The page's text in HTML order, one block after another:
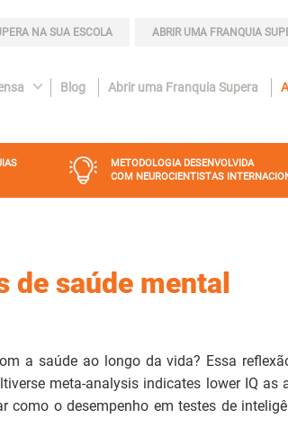
NA SUA ESCOLA ABRIR UMA FRANQUIA
Blog Abrir uma Franquia Supera
METODOLOGIA DESENVOLVIDA
COM NEUROCIENTISTAS
de saúde mental
a saúde ao longo da vida? Essa
meta-analysis indicates lower IQ
o desempenho em testes de